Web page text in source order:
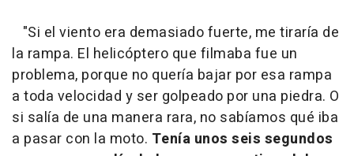
"Si el viento era demasiado fuerte, me tiraría de
la rampa. El helicóptero que filmaba fue un
problema, porque no quería bajar por esa rampa
a toda velocidad y ser golpeado por una piedra. O
si salía de una manera rara, no sabíamos qué iba
a pasar con la moto. Tenía unos seis segundos